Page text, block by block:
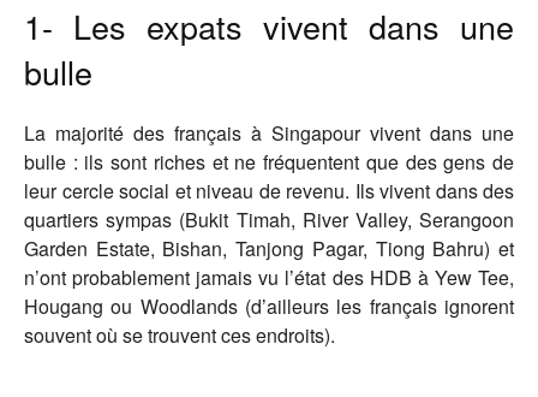
1- Les expats vivent dans une
bulle
La majorité des français à Singapour vivent dans une
bulle : ils sont riches et ne fréquentent que des gens de
leur cercle social et niveau de revenu. Ils vivent dans des
quartiers sympas (Bukit Timah, River Valley, Serangoon
Garden Estate, Bishan, Tanjong Pagar, Tiong Bahru) et
n’ont probablement jamais vu l’état des HDB à Yew Tee,
Hougang ou Woodlands (d’ailleurs les français ignorent
souvent où se trouvent ces endroits).